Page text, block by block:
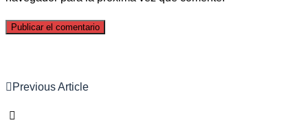
Previous Article